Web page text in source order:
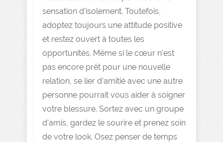
sensation d’isolement. Toutefois,
adoptez toujours une attitude positive
et restez ouvert à toutes les
opportunités. Même si le cœur n’est
pas encore prêt pour une nouvelle
relation, se lier d’amitié avec une autre
personne pourrait vous aider à soigner
votre blessure. Sortez avec un groupe
d’amis, gardez le sourire et prenez soin
de votre look. Osez penser de temps